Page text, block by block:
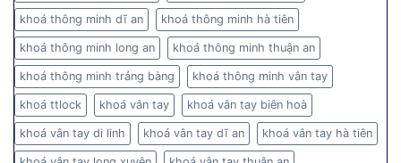
khoá thông minh dĩ an khoá thông minh hà tiên
khoá thông minh long an khoá thông minh thuận an
khoá thông minh trảng bàng khoá thông minh vân tay
khoá ttlock khoá vân tay khoá vân tay biên hoà
khoá vân tay di linh khoá vân tay dĩ an khoá vân tay hà tiên